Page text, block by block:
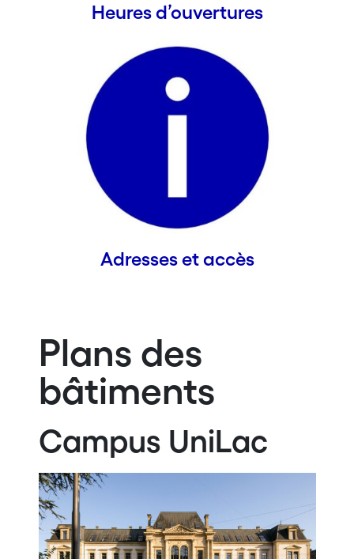
Heures d’ouvertures
Adresses et accès
Plans des
bâtiments
Campus UniLac